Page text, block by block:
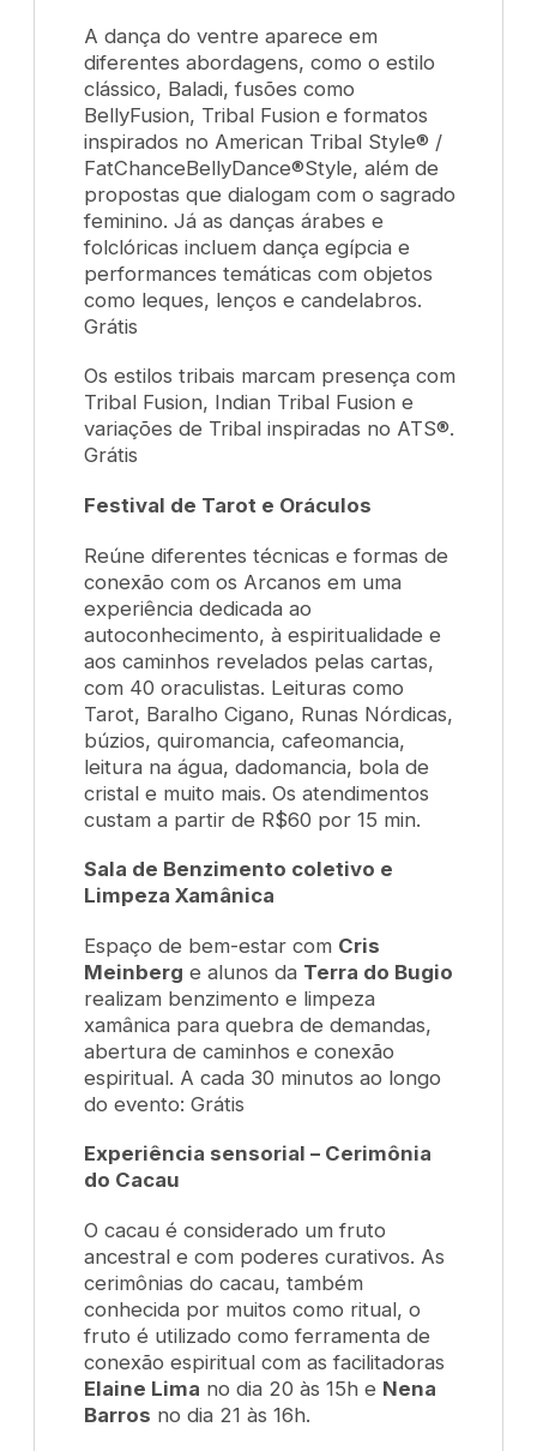
A dança do ventre aparece em
diferentes abordagens, como o estilo
clássico, Baladi, fusões como
BellyFusion, Tribal Fusion e formatos
inspirados no American Tribal Style® /
FatChanceBellyDance®Style, além de
propostas que dialogam com o sagrado
feminino. Já as danças árabes e
folclóricas incluem dança egípcia e
performances temáticas com objetos
como leques, lenços e candelabros.
Grátis
Os estilos tribais marcam presença com
Tribal Fusion, Indian Tribal Fusion e
variações de Tribal inspiradas no ATS®.
Grátis
Festival de Tarot e Oráculos
Reúne diferentes técnicas e formas de
conexão com os Arcanos em uma
experiência dedicada ao
autoconhecimento, à espiritualidade e
aos caminhos revelados pelas cartas,
com 40 oraculistas. Leituras como
Tarot, Baralho Cigano, Runas Nórdicas,
búzios, quiromancia, cafeomancia,
leitura na água, dadomancia, bola de
cristal e muito mais. Os atendimentos
custam a partir de R$60 por 15 min.
Sala de Benzimento coletivo e
Limpeza Xamânica
Espaço de bem-estar com Cris
Meinberg e alunos da Terra do Bugio
realizam benzimento e limpeza
xamânica para quebra de demandas,
abertura de caminhos e conexão
espiritual. A cada 30 minutos ao longo
do evento: Grátis
Experiência sensorial – Cerimônia
do Cacau
O cacau é considerado um fruto
ancestral e com poderes curativos. As
cerimônias do cacau, também
conhecida por muitos como ritual, o
fruto é utilizado como ferramenta de
conexão espiritual com as facilitadoras
Elaine Lima no dia 20 às 15h e Nena
Barros no dia 21 às 16h.